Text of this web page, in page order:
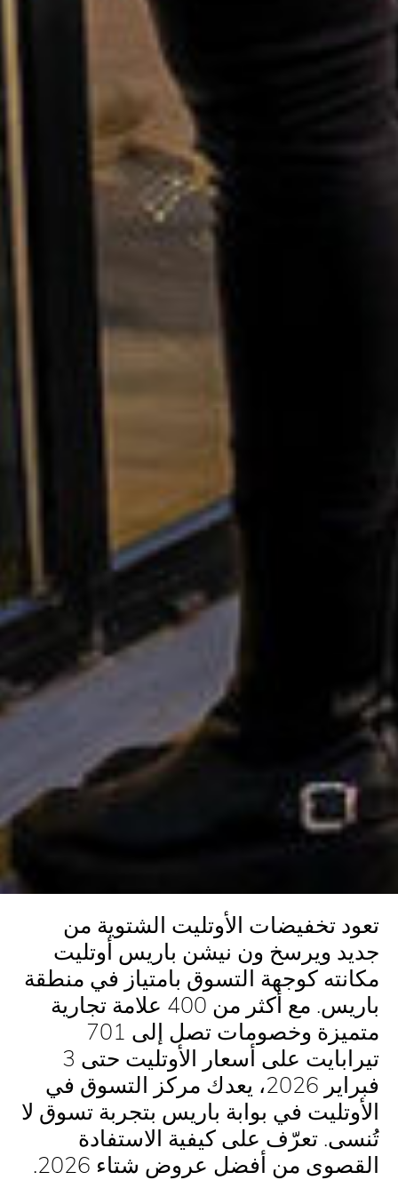
تخفيضات الأوتليت الشتوية من
ويرسخ ون نيشن باريس أوتليت
كوجهة التسوق بامتياز في منطقة
باريس. مع أكثر من 400 علامة تجارية
متميزة وخصومات تصل إلى 701
تيرابايت على أسعار الأوتليت حتى 3
فبراير 2026، يعدك مركز التسوق في
في بوابة باريس بتجربة تسوق لا
تعرّف على كيفية الاستفادة
من أفضل عروض شتاء 2026.